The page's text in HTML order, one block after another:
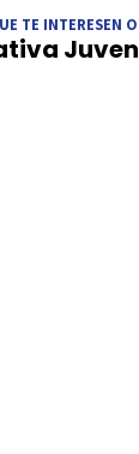
TE INTERESEN